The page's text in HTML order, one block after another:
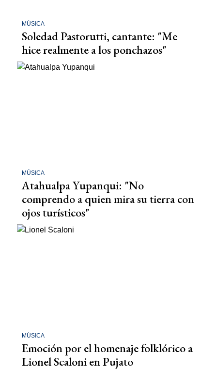
MÚSICA
Soledad Pastorutti, cantante: "Me
hice realmente a los ponchazos"
MÚSICA
Atahualpa Yupanqui: "No
comprendo a quien mira su tierra con
ojos turísticos"
MÚSICA
Emoción por el homenaje folklórico a
Lionel Scaloni en Pujato